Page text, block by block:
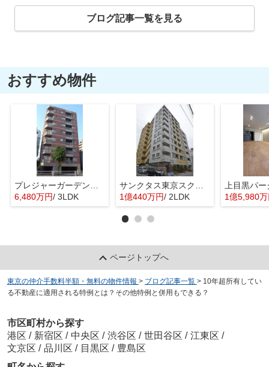
ブログ記事一覧を見る
おすすめ物件
プレジャーガーデン葛西
6,480万円/ 3LDK
サンクタス東京スクエア
1億440万円/ 2LDK 1億5,980
ページトップへ
東京の仲介手数料半額・無料の物件情報 > ブログ記事一覧 > 10年超所有してい
る不動産に適用される特例とは？その他特例と併用もできる？
市区町村から探す
港区 / 新宿区 / 中央区 / 渋谷区 / 世田谷区 / 江東区 /
文京区 / 品川区 / 目黒区 / 豊島区